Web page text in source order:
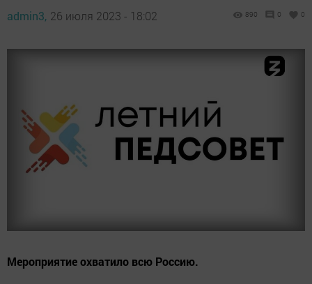
admin3, 26 июля 2023 - 18:02 890 0 0
Мероприятие охватило всю Россию.